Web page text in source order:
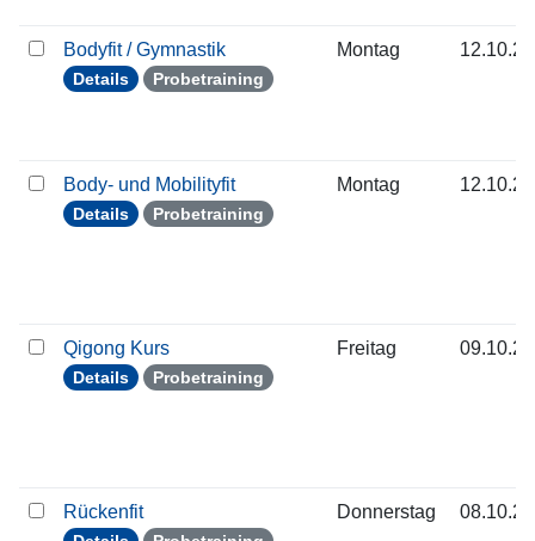
Bodyfit / Gymnastik
Details Probetraining
Montag
Body- und Mobilityfit
Details Probetraining
Montag
Qigong Kurs
Details Probetraining
Freitag
Rückenfit Donnerstag